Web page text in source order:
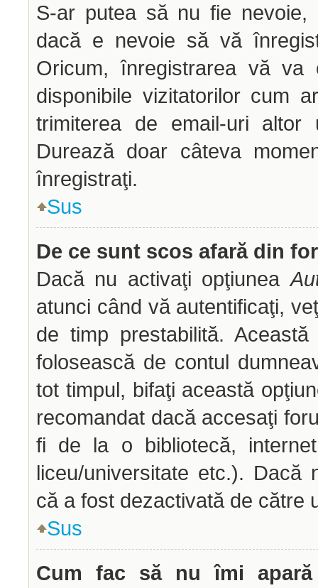
S-ar putea să nu fie nevoie,
dacă e nevoie să vă
Oricum, înregistrarea vă
disponibile vizitatorilor cum
trimiterea de email-uri
Durează doar câteva
înregistraţi.
Sus
De ce sunt scos afară din
Dacă nu activaţi opţiunea
atunci când vă autentificaţi,
de timp prestabilită.
folosească de contul
tot timpul, bifaţi această
recomandat dacă accesaţi
fi de la o bibliotecă,
liceu/universitate etc.). Dacă
că a fost dezactivată de către
Sus
Cum fac să nu îmi